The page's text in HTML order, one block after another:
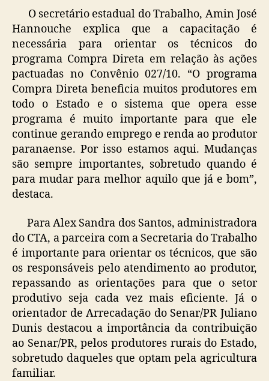
O secretário estadual do Trabalho, Amin José
Hannouche explica que a capacitação é
necessária para orientar os técnicos do
programa Compra Direta em relação às ações
pactuadas no Convênio 027/10. “O programa
Compra Direta beneficia muitos produtores em
todo o Estado e o sistema que opera esse
programa é muito importante para que ele
continue gerando emprego e renda ao produtor
paranaense. Por isso estamos aqui. Mudanças
são sempre importantes, sobretudo quando é
para mudar para melhor aquilo que já e bom”,
destaca.
Para Alex Sandra dos Santos, administradora
do CTA, a parceira com a Secretaria do Trabalho
é importante para orientar os técnicos, que são
os responsáveis pelo atendimento ao produtor,
repassando as orientações para que o setor
produtivo seja cada vez mais eficiente. Já o
orientador de Arrecadação do Senar/PR Juliano
Dunis destacou a importância da contribuição
ao Senar/PR, pelos produtores rurais do Estado,
sobretudo daqueles que optam pela agricultura
familiar.